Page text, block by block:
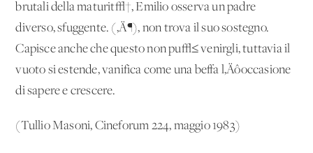
brutali della maturit√†, Emilio osserva un padre
diverso, sfuggente. (‚Ä¶), non trova il suo sostegno.
Capisce anche che questo non pu√≤ venirgli, tuttavia il
vuoto si estende, vanifica come una beffa l‚Äôoccasione
di sapere e crescere.
(Tullio Masoni, Cineforum 224, maggio 1983)